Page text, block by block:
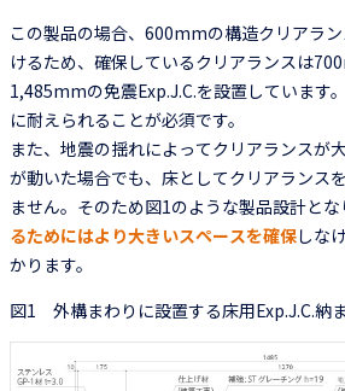
この製品の場合、600mmの構造クリアラ
けるため、確保しているクリアランスは
1,485mmの免震Exp.J.C.を設置しています
に耐えられることが必須です。
また、地震の揺れによってクリアランスが
が動いた場合でも、床としてクリアランス
ません。そのため図1のような製品設計とな
るためにはより大きいスペースを確保しな
かります。
図1 外構まわりに設置する床用Exp.J.C.納